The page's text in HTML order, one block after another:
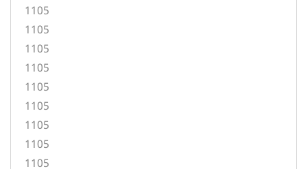
1105
1105
1105
1105
1105
1105
1105
1105
1105